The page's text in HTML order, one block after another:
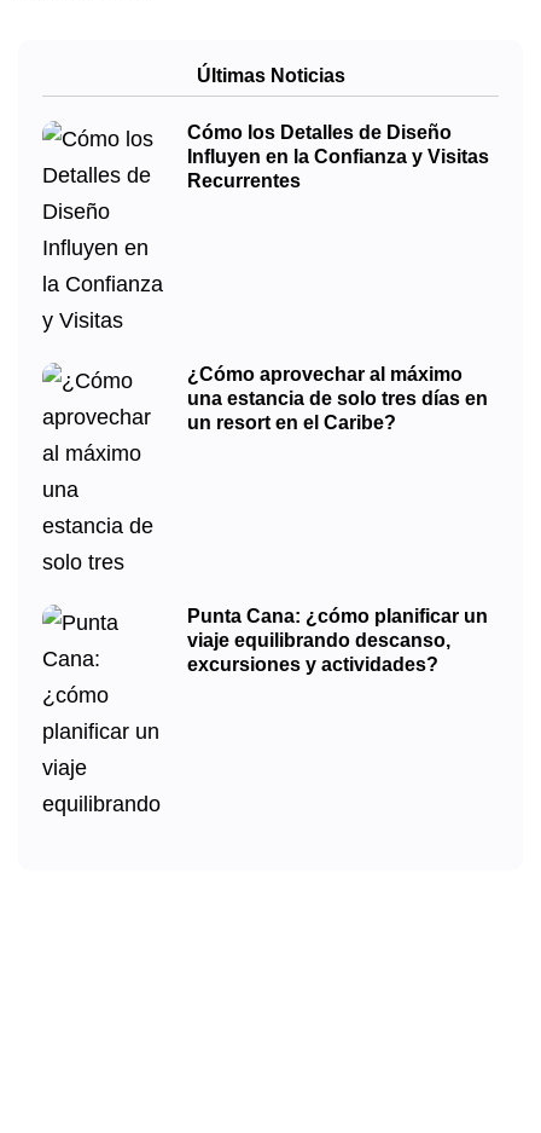
Últimas Noticias
Cómo los Detalles de Diseño
Influyen en la Confianza y Visitas
Recurrentes
¿Cómo aprovechar al máximo
una estancia de solo tres días en
un resort en el Caribe?
Punta Cana: ¿cómo planificar un
viaje equilibrando descanso,
excursiones y actividades?